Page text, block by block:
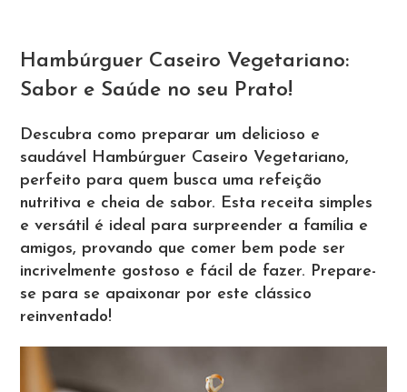
Hambúrguer Caseiro Vegetariano:
Sabor e Saúde no seu Prato!
Descubra como preparar um delicioso e
saudável Hambúrguer Caseiro Vegetariano,
perfeito para quem busca uma refeição
nutritiva e cheia de sabor. Esta receita simples
e versátil é ideal para surpreender a família e
amigos, provando que comer bem pode ser
incrivelmente gostoso e fácil de fazer. Prepare-
se para se apaixonar por este clássico
reinventado!